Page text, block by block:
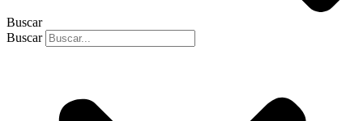
Buscar
Buscar